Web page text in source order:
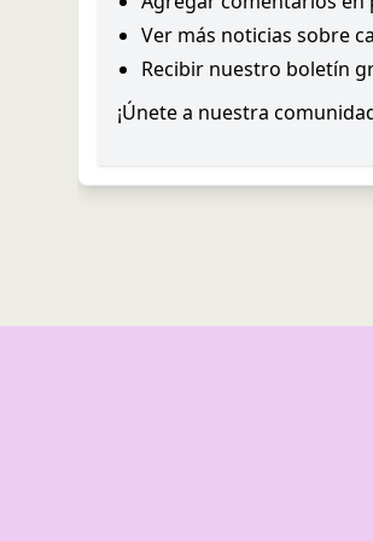
Ver más noticias sobre
Recibir nuestro boletín
¡Únete a nuestra